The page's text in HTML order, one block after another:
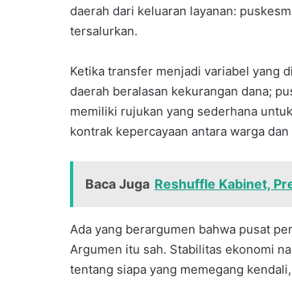
daerah dari keluaran layanan:
tersalurkan.
Ketika transfer menjadi variabel yang
daerah beralasan kekurangan dana;
memiliki rujukan yang sederhana
kontrak kepercayaan antara warga
Baca Juga Reshuffle Kabinet,
Ada yang berargumen bahwa pusat
Argumen itu sah. Stabilitas ekonomi
tentang siapa yang memegang